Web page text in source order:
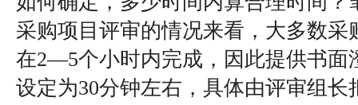
采购项目评审的情况来看，大多数采
在2—5个小时内完成，因此提供书面
设定为30分钟左右，具体由评审组长